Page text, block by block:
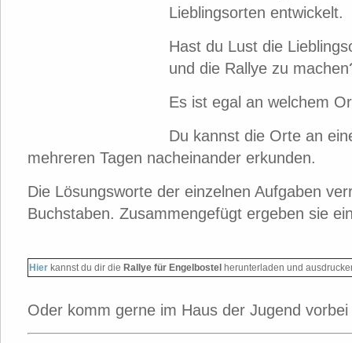
Lieblingsorten entwickelt.
Hast du Lust die
und die Rallye zu
Es ist egal an welchem
Du kannst die Orte an
mehreren Tagen nacheinander erkunden.
Die Lösungsworte der einzelnen Aufgaben
Buchstaben. Zusammengefügt ergeben sie
Hier kannst du dir die Rallye für Engelbostel herunterladen und
Oder komm gerne im Haus der Jugend